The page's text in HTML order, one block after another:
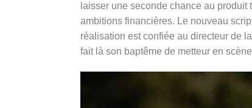
laisser une seconde chance au
ambitions financières. Le nouveau
réalisation est confiée au directeur de
fait là son baptême de metteur en